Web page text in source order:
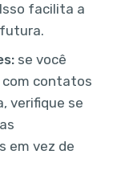
facilita a
se você
contatos
verifique se
em vez de